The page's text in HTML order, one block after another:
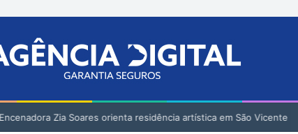
Encenadora Zia Soares orienta residência artística em São Vicente